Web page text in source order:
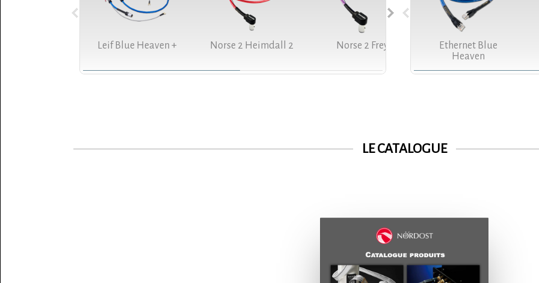
Leif Blue Heaven + Norse 2 Heimdall 2 Norse 2 Frey 2 Reference Valhalla 2
Ethernet Blue
Heaven
LE CATALOGUE